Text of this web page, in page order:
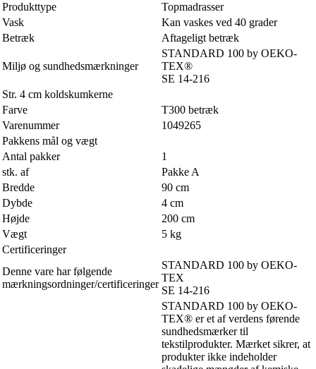
Produkttype
Topmadrasser
Vask
Kan vaskes ved 40 grader
Betræk
Aftageligt betræk
Miljø og sundhedsmærkninger
STANDARD 100 by OEKO-
TEX®
SE 14-216
Str. 4 cm koldskumkerne
Farve
T300 betræk
Varenummer
1049265
Pakkens mål og vægt
Antal pakker
1
stk. af
Pakke A
Bredde
90 cm
Dybde
4 cm
Højde
200 cm
Vægt
5 kg
Certificeringer
Denne vare har følgende
mærkningsordninger/certificeringer
STANDARD 100 by OEKO-
TEX
SE 14-216
STANDARD 100 by OEKO-
TEX® er et af verdens førende
sundhedsmærker til
tekstilprodukter. Mærket sikrer, at
produkter ikke indeholder